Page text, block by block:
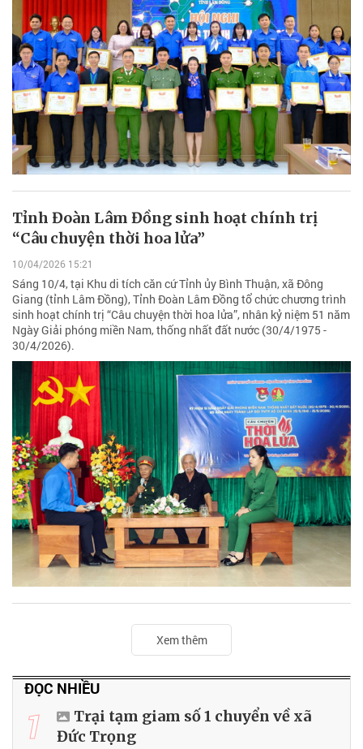
Tỉnh Đoàn Lâm Đồng sinh hoạt chính trị
“Câu chuyện thời hoa lửa”
10/04/2026 15:21
Sáng 10/4, tại Khu di tích căn cứ Tỉnh ủy Bình Thuận, xã Đông
Giang (tỉnh Lâm Đồng), Tỉnh Đoàn Lâm Đồng tổ chức chương trình
sinh hoạt chính trị “Câu chuyện thời hoa lửa”, nhân kỷ niệm 51 năm
Ngày Giải phóng miền Nam, thống nhất đất nước (30/4/1975 -
30/4/2026).
Xem thêm
ĐỌC NHIỀU
1
Trại tạm giam số 1 chuyển về xã
Đức Trọng